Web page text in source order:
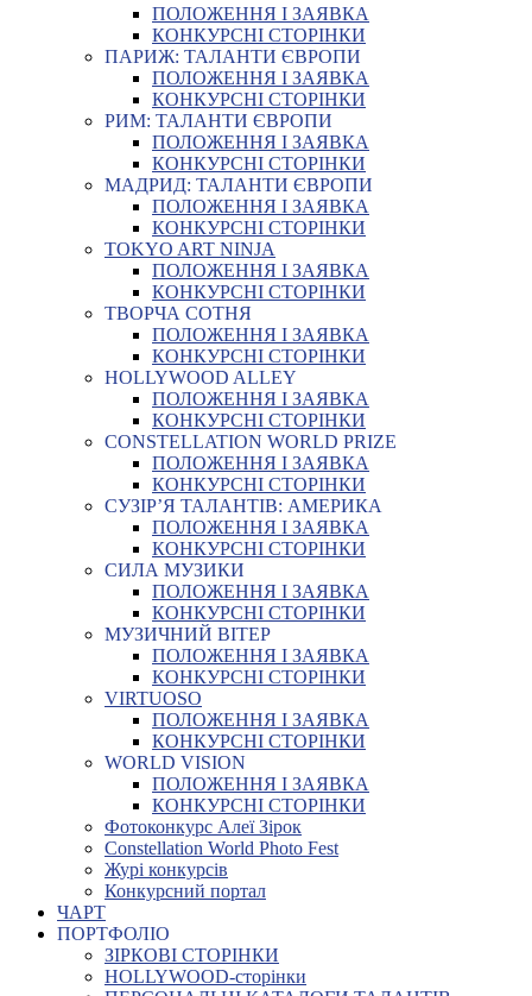
ПОЛОЖЕННЯ І ЗАЯВКА
КОНКУРСНІ СТОРІНКИ
ПАРИЖ: ТАЛАНТИ ЄВРОПИ
ПОЛОЖЕННЯ І ЗАЯВКА
КОНКУРСНІ СТОРІНКИ
РИМ: ТАЛАНТИ ЄВРОПИ
ПОЛОЖЕННЯ І ЗАЯВКА
КОНКУРСНІ СТОРІНКИ
МАДРИД: ТАЛАНТИ ЄВРОПИ
ПОЛОЖЕННЯ І ЗАЯВКА
КОНКУРСНІ СТОРІНКИ
TOKYO ART NINJA
ПОЛОЖЕННЯ І ЗАЯВКА
КОНКУРСНІ СТОРІНКИ
ТВОРЧА СОТНЯ
ПОЛОЖЕННЯ І ЗАЯВКА
КОНКУРСНІ СТОРІНКИ
HOLLYWOOD ALLEY
ПОЛОЖЕННЯ І ЗАЯВКА
КОНКУРСНІ СТОРІНКИ
CONSTELLATION WORLD PRIZE
ПОЛОЖЕННЯ І ЗАЯВКА
КОНКУРСНІ СТОРІНКИ
СУЗІР’Я ТАЛАНТІВ: АМЕРИКА
ПОЛОЖЕННЯ І ЗАЯВКА
КОНКУРСНІ СТОРІНКИ
СИЛА МУЗИКИ
ПОЛОЖЕННЯ І ЗАЯВКА
КОНКУРСНІ СТОРІНКИ
МУЗИЧНИЙ ВІТЕР
ПОЛОЖЕННЯ І ЗАЯВКА
КОНКУРСНІ СТОРІНКИ
VIRTUOSO
ПОЛОЖЕННЯ І ЗАЯВКА
КОНКУРСНІ СТОРІНКИ
WORLD VISION
ПОЛОЖЕННЯ І ЗАЯВКА
КОНКУРСНІ СТОРІНКИ
Фотоконкурс Алеї Зірок
Constellation World Photo Fest
Журі конкурсів
Конкурсний портал
ЧАРТ
ПОРТФОЛІО
ЗІРКОВІ СТОРІНКИ
HOLLYWOOD-сторінки